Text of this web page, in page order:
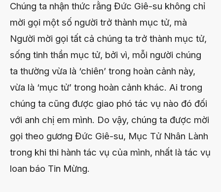
Chúng ta nhận thức rằng Đức Giê-su không chỉ
mời gọi một số người trở thành mục tử, mà
Người mời gọi tất cả chúng ta trở thành mục tử,
sống tinh thần mục tử, bởi vì, mỗi người chúng
ta thường vừa là ‘chiên’ trong hoàn cảnh này,
vừa là ‘mục tử’ trong hoàn cảnh khác. Ai trong
chúng ta cũng được giao phó tác vụ nào đó đối
với anh chị em mình. Do vậy, chúng ta được mời
gọi theo gương Đức Giê-su, Mục Tử Nhân Lành
trong khi thi hành tác vụ của mình, nhất là tác vụ
loan báo Tin Mừng.